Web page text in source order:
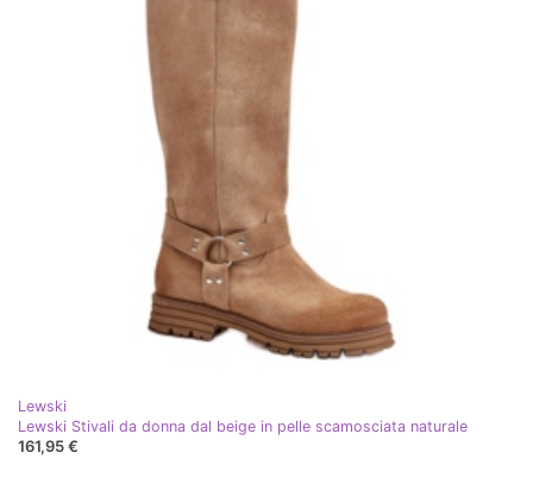
Lewski
Lewski Stivali da donna dal beige in pelle scamosciata naturale
161,95 €